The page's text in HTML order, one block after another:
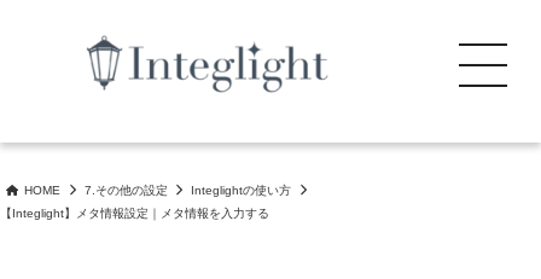
ス
キ
効率的に開始できます。
Menu
HOME 7.その他の設定
Integlightの使い方
【Integlight】メタ情報設定｜メタ情報を入力する